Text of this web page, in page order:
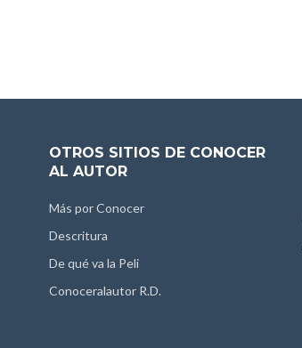
OTROS SITIOS DE CONOCER
AL AUTOR
Más por Conocer
Descritura
De qué va la Peli
Conoceralautor R.D.